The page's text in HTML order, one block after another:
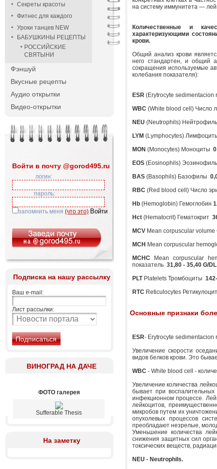
Секреты красоты
Фитнес для каждого
Уроки танцев NEW
БАБУШКИНЫ РЕЦЕПТЫ
РОССИЙСКИЕ
СВЯТЫНИ
Фэншуй
Вкусные рецепты
Аудио открытки
Видео-открытки
Войти в почту @gorod495.ru
логин:
пароль:
запомнить меня (что это)
Подписка на нашу рассылку
Ваш e-mail:
Лист рассылки:
ВИНОГРАД НА ДАЧЕ
ФОТО галерея
Sufferable Thesis
На заметку
на систему иммунитета —
Количественные и
характеризующими
крови.
Общий анализ крови
него стандартен, и общий
сокращения используемые
колебания показателя):
ESR (Erytrocyte
WBC (White blood cell) Число
NEU (Neutrophils)
LYM (Lymphocytes)
MON (Monocytes) Моноциты
EOS (Eosinophils)
BAS (Basophils) Базофилы
RBC (Red blood cell) Число
Hb (Hemoglobin) Гемоглобин
Hct (Hematocrit) Гематокрит
MCV Mean corpuscular
MCH Mean corpuscular
MCHC Mean corpuscular
показатель 31,80 - 35,40 G/DL
PLT Platelets Тромбоциты
RTC Reticulocytes
Основные признаки
ESR- Erytrocyte sedimentacion
Увеличение скорости
видов белков крови. Это
WBC - White blood cell -
Увеличение количества
бывает при
инфекционном процессе.
лейкоцитов,
микробов путем их
опухолевых процессов
преобладают незрелые,
Уменьшение количества
снижения защитных сил
токсических веществ,
NEU - Neutrophils.